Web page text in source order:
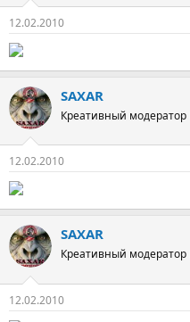
12.02.2010
SAXAR
Креативный модератор
12.02.2010
SAXAR
Креативный модератор
12.02.2010